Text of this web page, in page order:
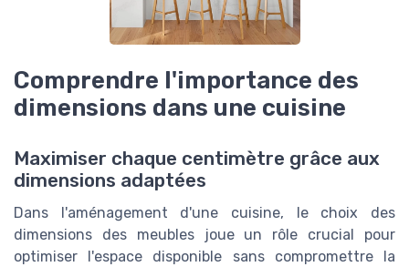
Comprendre l'importance des
dimensions dans une cuisine
Maximiser chaque centimètre grâce aux
dimensions adaptées
Dans l'aménagement d'une cuisine, le choix des
dimensions des meubles joue un rôle crucial pour
optimiser l'espace disponible sans compromettre la